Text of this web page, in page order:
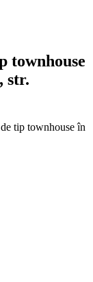
townhouse
str.
tip townhouse în